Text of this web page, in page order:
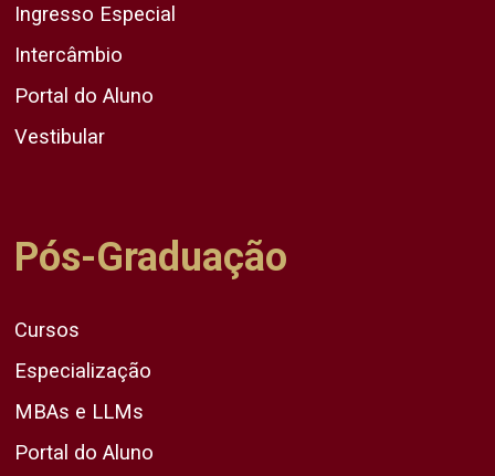
Ingresso Especial
Intercâmbio
Portal do Aluno
Vestibular
Pós-Graduação
Cursos
Especialização
MBAs e LLMs
Portal do Aluno